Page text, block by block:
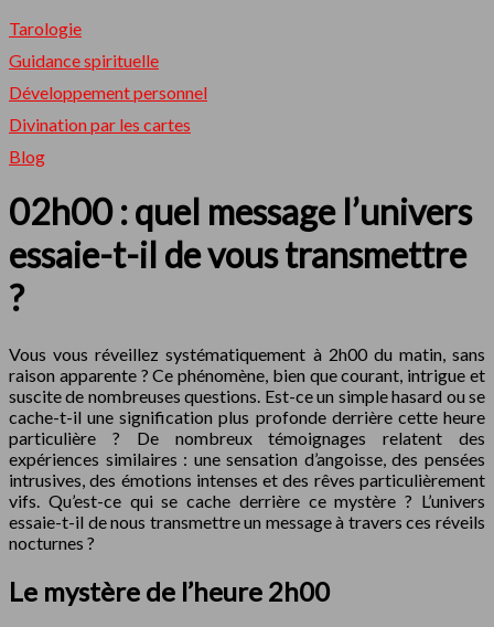
Tarologie
Guidance spirituelle
Développement personnel
Divination par les cartes
Blog
02h00 : quel message l’univers
essaie-t-il de vous transmettre
?
Vous vous réveillez systématiquement à 2h00 du matin, sans
raison apparente ? Ce phénomène, bien que courant, intrigue et
suscite de nombreuses questions. Est-ce un simple hasard ou se
cache-t-il une signification plus profonde derrière cette heure
particulière ? De nombreux témoignages relatent des
expériences similaires : une sensation d’angoisse, des pensées
intrusives, des émotions intenses et des rêves particulièrement
vifs. Qu’est-ce qui se cache derrière ce mystère ? L’univers
essaie-t-il de nous transmettre un message à travers ces réveils
nocturnes ?
Le mystère de l’heure 2h00